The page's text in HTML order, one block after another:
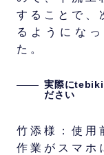
することで、
るようにな
た。
実際にtebiki
ださい
竹添様：使用
作業がスマホ